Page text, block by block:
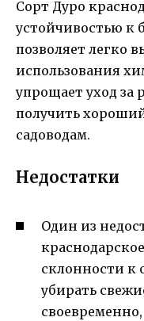
Сорт Дуро
устойчивостью к
позволяет легко
использования
упрощает уход за
получить
садоводам.
Недостатки
Один из
склонности к
убирать